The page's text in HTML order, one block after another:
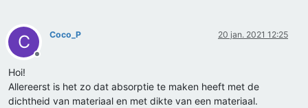
C
Offline
Coco_P 20 jan. 2021 12:25
Hoi!
Allereerst is het zo dat absorptie te maken heeft met de
dichtheid van materiaal en met dikte van een materiaal.